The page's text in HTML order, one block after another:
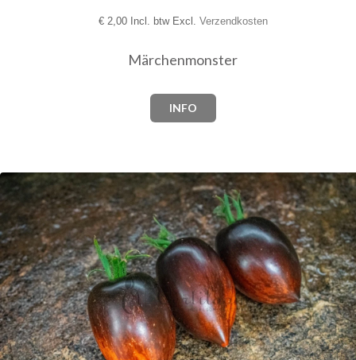
€2,00 Incl. btw Excl. Verzendkosten
Märchenmonster
INFO